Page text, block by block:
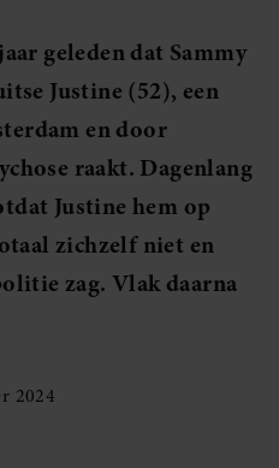
geleden dat Sammy
Justine (52), een
en door
raakt. Dagenlang
Justine hem op
zichzelf niet en
zag. Vlak daarna
2024